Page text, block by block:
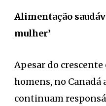
Alimentação
mulher’
Apesar do
homens, no Canadá
continuam